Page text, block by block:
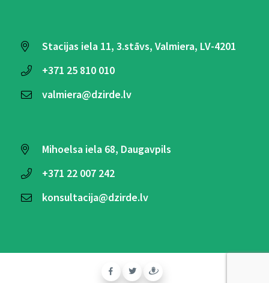
Stacijas iela 11, 3.stāvs, Valmiera, LV-4201
+371 25 810 010
valmiera@dzirde.lv
Mihoelsa iela 68, Daugavpils
+371 22 007 242
konsultacija@dzirde.lv